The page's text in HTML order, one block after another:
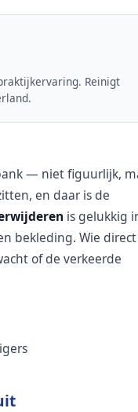
Reinigt
— niet figuurlijk,
en daar is de
is gelukkig
bekleding. Wie
of de verkeerde